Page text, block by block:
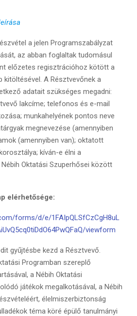
a jelen Programszabályzat
az abban foglaltak tudomásul
előzetes regisztrációhoz kötött a
kitöltésével. A Résztvevőnek a
adatait szükséges megadni:
lakcíme; telefonos és e-mail
munkahelyének pontos neve
megnevezése (amennyiben
(amennyiben van); oktatott
kíván-e élni a
Oktatási Szuperhősei között
elérhetősége:
forms/d/e/1FAIpQLSfCzCgH8uL
viewform
gyűjtésbe kezd a Résztvevő.
Programban szereplő
a Nébih Oktatási
játékok megalkotásával, a Nébih
élelmiszerbiztonság
téma köré épülő tanulmányi